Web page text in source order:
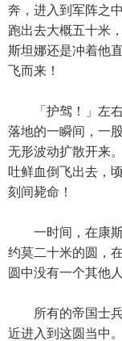
奔，进入到军阵之中
跑出去大概五十米
斯坦娜还是冲着他直
飞而来！
「护驾！」左右
落地的一瞬间，一股
无形波动扩散开来
吐鲜血倒飞出去，顷
刻间毙命！
一时间，在康斯
约莫二十米的圆，在
圆中没有一个其他人
所有的帝国士兵
近进入到这圆当中。